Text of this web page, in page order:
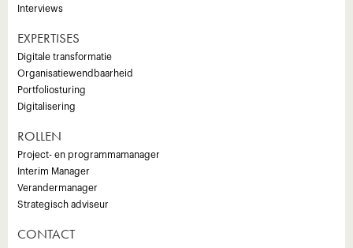
Interviews
EXPERTISES
Digitale transformatie
Organisatiewendbaarheid
Portfoliosturing
Digitalisering
ROLLEN
Project- en programmamanager
Interim Manager
Verandermanager
Strategisch adviseur
CONTACT